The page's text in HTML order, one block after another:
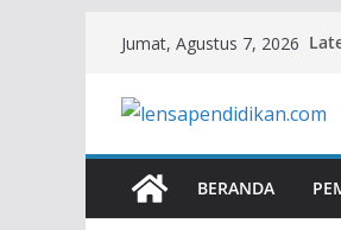
content
Jumat, Agustus 7, 2026
BERANDA